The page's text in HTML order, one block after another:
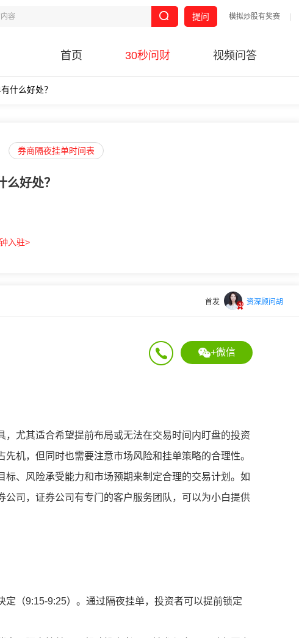
模拟炒股有奖赛
提问
首页 30秒问财 视频问答
什么好处？
券商隔夜挂单时间表
好处？
入驻>
首发 资深顾问胡
+微信
，尤其适合希望提前布局或无法在交易时间内盯盘的投资
机，但同时也需要注意市场风险和挂单策略的合理性。
、风险承受能力和市场预期来制定合理的交易计划。 如
公司，证券公司有专门的客户服务团队，可以为小白提供
（9:15-9:25）。通过隔夜挂单，投资者可以提前锁定